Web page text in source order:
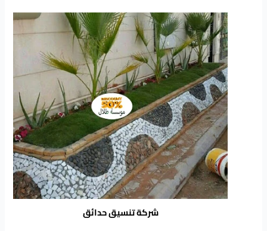
شركة تنسيق حدائق